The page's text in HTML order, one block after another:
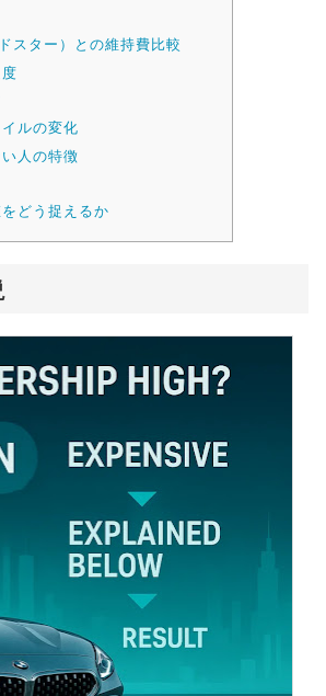
スター）との維持費比較
ルの変化
人の特徴
どう捉えるか